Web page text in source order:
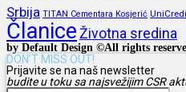
Srbija TITAN Cementara Kosjerić
Članice Životna sredina
by Default Design ©All rights
DON’T MISS OUT!
Prijavite se na naš newsletter
budite u toku sa najsvežijim CSR